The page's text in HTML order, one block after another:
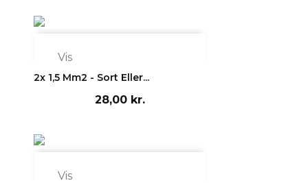
Vis
2x 1,5 Mm2 - Sort Eller...
28,00 kr.
Vis